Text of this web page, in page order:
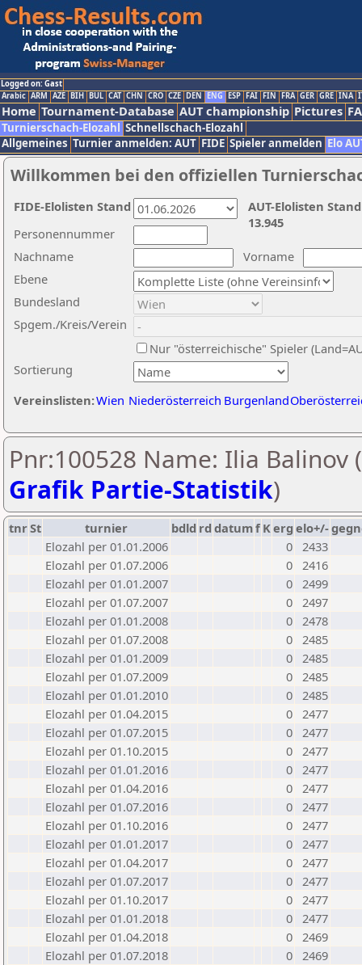
Logged on: Gast
Arabic ARM AZE BIH BUL CAT CHN CRO CZE DEN ENG ESP FAI FIN FRA GER GRE INA
Home Tournament-Database AUT championship Pictures
Turnierschach-Elozahl Schnellschach-Elozahl
Allgemeines Turnier anmelden: AUT FIDE Spieler anmelden Elo
Willkommen bei den offiziellen
Nachname
Vorname
Ebene
Sortierung
Personennummer
Bundesland
Spgem./Kreis/Verein
Nur "österreichische" Spieler
Vereinslisten:Wien Niederösterreich Burgenland
AUT-Elolisten
13.945
FIDE-Elolisten Stand
Pnr:100528 Name: Ilia Balinov (
Grafik Partie-Statistik)
tnrSt turnier bdld rd datumf Kerg elo+/-
Elozahl per 01.01.2006
0 2433
Elozahl per 01.07.2006
0 2416
Elozahl per 01.01.2007
0 2499
Elozahl per 01.07.2007
0 2497
Elozahl per 01.01.2008
0 2478
Elozahl per 01.07.2008
0 2485
Elozahl per 01.01.2009
0 2485
Elozahl per 01.07.2009
0 2485
Elozahl per 01.01.2010
0 2485
Elozahl per 01.04.2015
0 2477
Elozahl per 01.07.2015
0 2477
Elozahl per 01.10.2015
0 2477
Elozahl per 01.01.2016
0 2477
Elozahl per 01.04.2016
0 2477
Elozahl per 01.07.2016
0 2477
Elozahl per 01.10.2016
0 2477
Elozahl per 01.01.2017
0 2477
Elozahl per 01.04.2017
0 2477
Elozahl per 01.07.2017
0 2477
Elozahl per 01.10.2017
0 2477
Elozahl per 01.01.2018
0 2477
Elozahl per 01.04.2018
0 2469
Elozahl per 01.07.2018
0 2469